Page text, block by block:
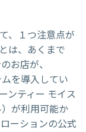
、１つ注意点が
は、あくまで
お店が、
を導入してい
ンティー モイス
が利用可能か
ーションの公式